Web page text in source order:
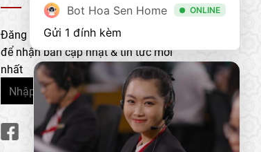
Đăng ký nhận bản tin của chúng tôi
để nhận bản cập nhật & tin tức mới
nhất
Bot Hoa Sen Home ONLINE
Gửi 1 đính kèm